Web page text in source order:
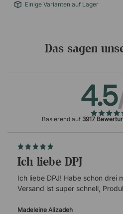
Einige Varianten auf Lager
Das sagen
4.5
Basierend auf 3917
Ich liebe DPJ
Ich liebe DPJ! Habe schon drei
Versand ist super schnell,
verlässlich.
Madeleine Alizadeh